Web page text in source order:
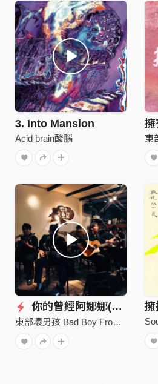
3. Into Mansion
Acid brain酸腦
擁
你的曾經阿娜娜(Live)
東部壞男孩 Bad Boy From East
擁